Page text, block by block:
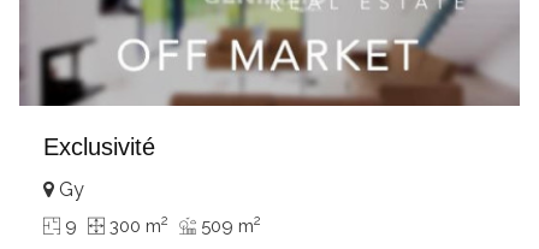
Exclusivité
Gy
9 300 m2 509 m2